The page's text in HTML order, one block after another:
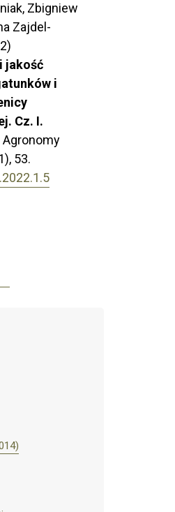
Zbigniew
Zajdel-
jakość
i
Cz. I.
Agronomy
53.